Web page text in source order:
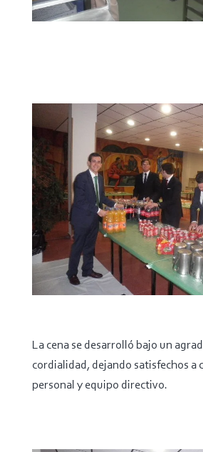
La cena se desarrolló bajo un
cordialidad, dejando satisfechos a
personal y equipo directivo.